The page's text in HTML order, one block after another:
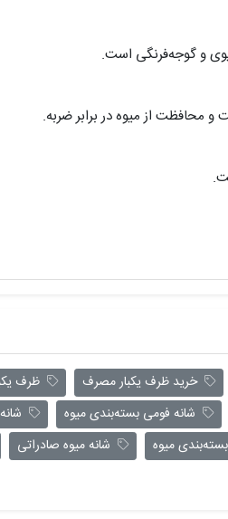
و گوجه‌فرنگی است.
و محافظت از میوه در برابر ضربه.
خرید ظرف یکبار مصرف ظرف
شانه فومی بسته‌بندی میوه شانه
میوه شانه میوه صادراتی